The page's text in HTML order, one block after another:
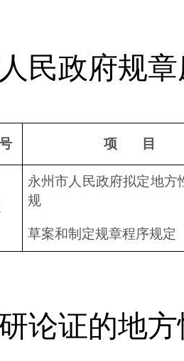
民政府规
项 目
永州市人民政府拟定地方
规
草案和制定规章程序规定
论证的地